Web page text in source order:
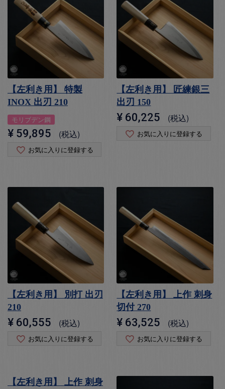
【左利き用】 特製
INOX 出刃 210
モリブデン鋼
¥ 59,895 税込
お気に入りに登録する
【左利き用】 匠練銀三
出刃 150
¥ 60,225 税込
お気に入りに登録する
【左利き用】 別打 出刃
210
¥ 60,555 税込
お気に入りに登録する
【左利き用】 上作 刺身
切付 270
¥ 63,525 税込
お気に入りに登録する
【左利き用】 上作 刺身